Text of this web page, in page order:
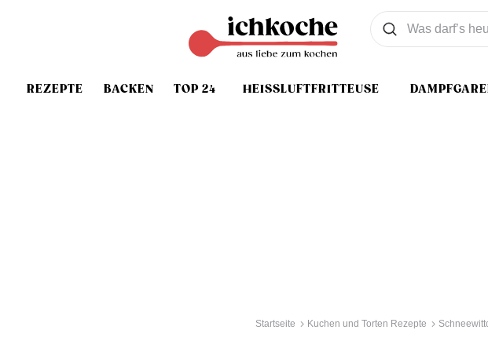
REZEPTE BACKEN TOP 24 HEISSLUFTFRITTEUSE
Was wollen Sie suchen
Suchen
Startseite Kuchen und Torten Rezepte